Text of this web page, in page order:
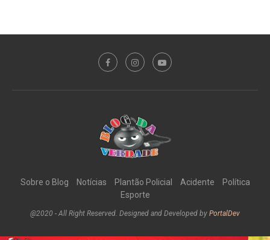
Sobre o Blog Notícias Plantão Policial Acidente
Política
Esporte
@2020 - All Right Reserved. Designed and Developed by PortalDev